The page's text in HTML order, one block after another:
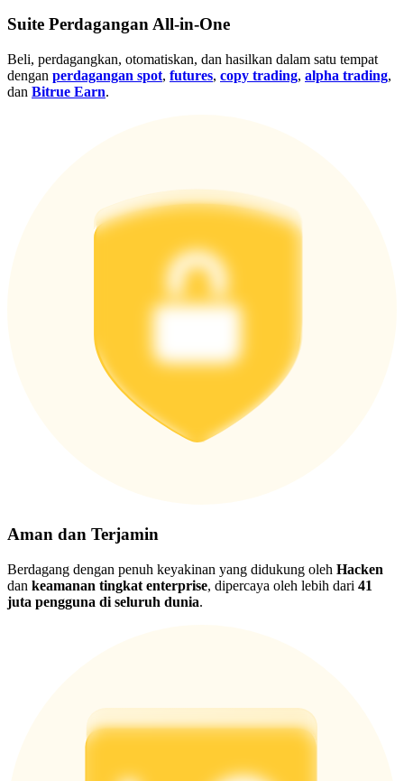
Suite Perdagangan All-in-One
Beli, perdagangkan, otomatiskan, dan hasilkan dalam satu tempat
dengan perdagangan spot, futures, copy trading, alpha trading,
dan Bitrue Earn.
Aman dan Terjamin
Berdagang dengan penuh keyakinan yang didukung oleh Hacken
dan keamanan tingkat enterprise, dipercaya oleh lebih dari 41
juta pengguna di seluruh dunia.